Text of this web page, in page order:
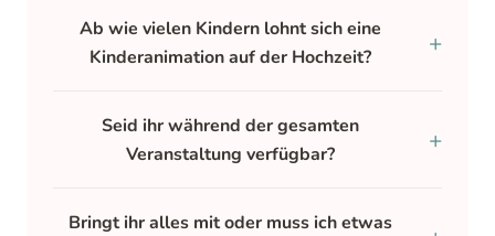
Ab wie vielen Kindern lohnt sich eine
Kinderanimation auf der Hochzeit?
Seid ihr während der gesamten
Veranstaltung verfügbar?
Bringt ihr alles mit oder muss ich etwas